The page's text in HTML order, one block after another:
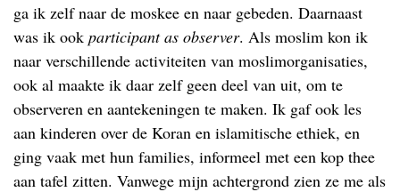
ga ik zelf naar de moskee en naar gebeden. Daarnaast
was ik ook participant as observer. Als moslim kon ik
naar verschillende activiteiten van moslimorganisaties,
ook al maakte ik daar zelf geen deel van uit, om te
observeren en aantekeningen te maken. Ik gaf ook les
aan kinderen over de Koran en islamitische ethiek, en
ging vaak met hun families, informeel met een kop thee
aan tafel zitten. Vanwege mijn achtergrond zien ze me als